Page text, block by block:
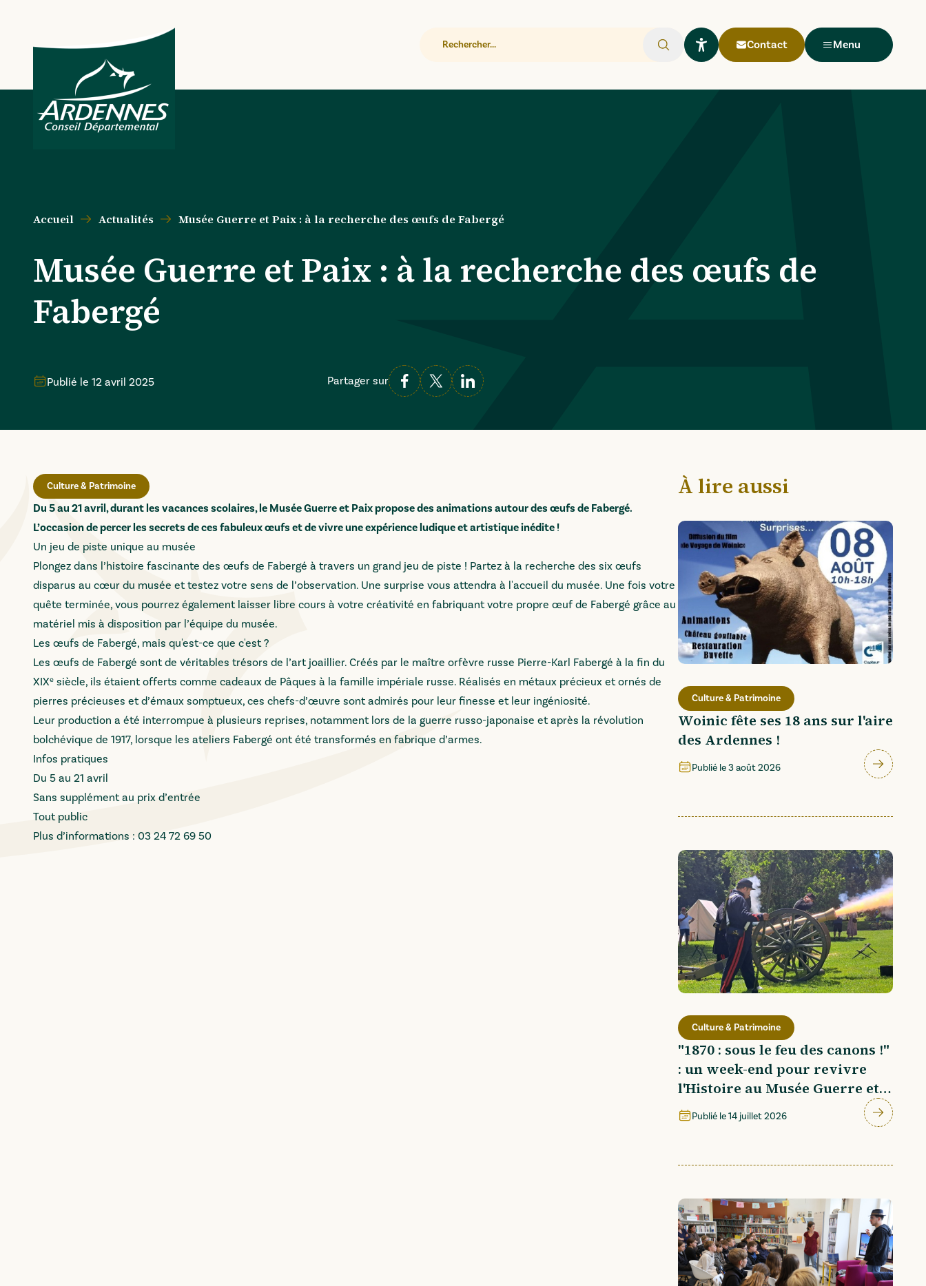
Rechercher
Ouvrir le widget Lisio
Contact Menu
Accueil Actualités Musée Guerre et Paix : à la recherche des œufs de Fabergé
Musée Guerre et Paix : à la recherche des œufs de
Fabergé
Publié le 12 avril 2025 Partager sur
Culture & Patrimoine
Du 5 au 21 avril, durant les vacances scolaires, le Musée Guerre et Paix propose des animations autour des œufs de Fabergé.
L’occasion de percer les secrets de ces fabuleux œufs et de vivre une expérience ludique et artistique inédite !
Un jeu de piste unique au musée
Plongez dans l’histoire fascinante des œufs de Fabergé à travers un grand jeu de piste ! Partez à la recherche des six œufs
disparus au cœur du musée et testez votre sens de l’observation. Une surprise vous attendra à l'accueil du musée. Une fois votre
quête terminée, vous pourrez également laisser libre cours à votre créativité en fabriquant votre propre œuf de Fabergé grâce au
matériel mis à disposition par l’équipe du musée.
Les œufs de Fabergé, mais qu'est-ce que c'est ?
Les œufs de Fabergé sont de véritables trésors de l’art joaillier. Créés par le maître orfèvre russe Pierre-Karl Fabergé à la fin du
XIXᵉ siècle, ils étaient offerts comme cadeaux de Pâques à la famille impériale russe. Réalisés en métaux précieux et ornés de
pierres précieuses et d’émaux somptueux, ces chefs-d’œuvre sont admirés pour leur finesse et leur ingéniosité.
Leur production a été interrompue à plusieurs reprises, notamment lors de la guerre russo-japonaise et après la révolution
bolchévique de 1917, lorsque les ateliers Fabergé ont été transformés en fabrique d’armes.
Infos pratiques
Du 5 au 21 avril
Sans supplément au prix d’entrée
Tout public
Plus d’informations : 03 24 72 69 50
À lire aussi
Culture & Patrimoine
Woinic fête ses 18 ans sur l'aire
des Ardennes !
Publié le3 août 2026
Culture & Patrimoine
"1870 : sous le feu des canons !"
: un week-end pour revivre
l'Histoire au Musée Guerre et
PaixPublié le14 juillet 2026